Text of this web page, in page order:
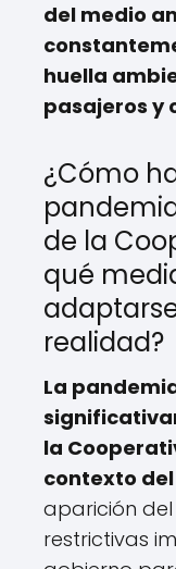
del medio
huella
pasajeros y
¿Cómo
de la
qué
realidad?
La
la
contexto
aparición
restrictivas